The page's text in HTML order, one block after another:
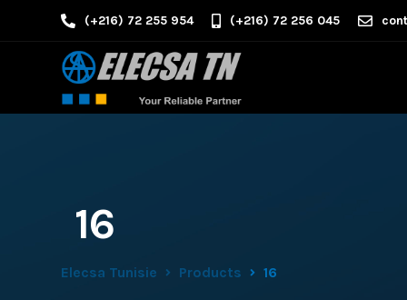
(+216) 72 255 954 (+216) 72 256 045
16
Elecsa Tunisie Products 16